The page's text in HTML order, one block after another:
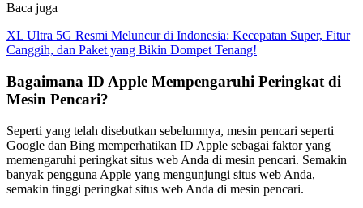
Baca juga
XL Ultra 5G Resmi Meluncur di Indonesia: Kecepatan Super, Fitur
Canggih, dan Paket yang Bikin Dompet Tenang!
Bagaimana ID Apple Mempengaruhi Peringkat di
Mesin Pencari?
Seperti yang telah disebutkan sebelumnya, mesin pencari seperti
Google dan Bing memperhatikan ID Apple sebagai faktor yang
memengaruhi peringkat situs web Anda di mesin pencari. Semakin
banyak pengguna Apple yang mengunjungi situs web Anda,
semakin tinggi peringkat situs web Anda di mesin pencari.